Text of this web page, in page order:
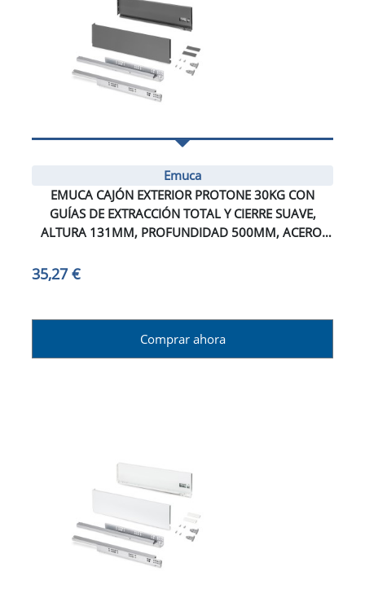
Emuca
EMUCA CAJÓN EXTERIOR PROTONE 30KG CON
GUÍAS DE EXTRACCIÓN TOTAL Y CIERRE SUAVE,
ALTURA 131MM, PROFUNDIDAD 500MM, ACERO,
35,27 €
Comprar ahora